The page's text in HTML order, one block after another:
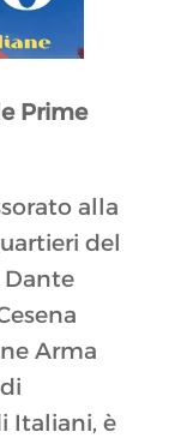
Prime
alla
del
Dante
Arma
Italiani, è